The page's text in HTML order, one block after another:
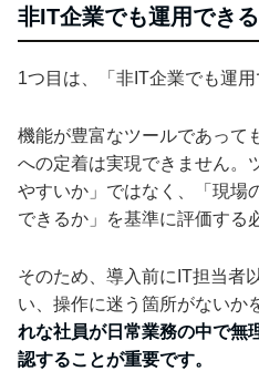
非IT企業でも運用でき
1つ目は、「非IT企業でも運用
機能が豊富なツールであって
への定着は実現できません。
やすいか」ではなく、「現場
できるか」を基準に評価する
そのため、導入前にIT担当者
い、操作に迷う箇所がないか
れな社員が日常業務の中で無
認することが重要です。